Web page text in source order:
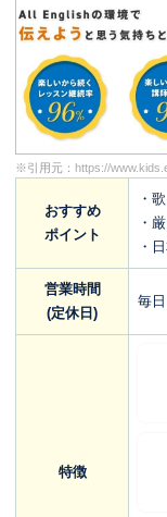
※引用元： https://
おすすめ
ポイント
・
・
・
営業時間
(定休日)
毎
特徴